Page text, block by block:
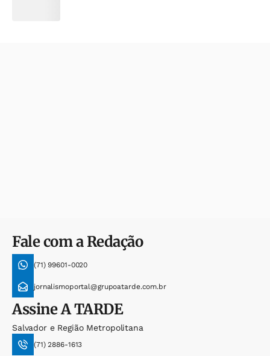
Fale com a Redação
(71) 99601-0020
jornalismoportal@grupoatarde.com.br
AssineA TARDE
Salvador e Região Metropolitana
(71) 2886-1613